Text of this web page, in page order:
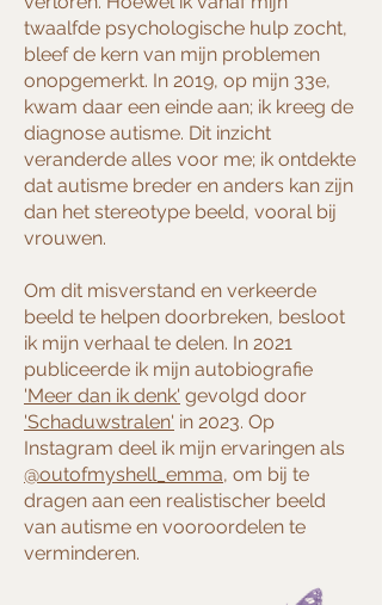
twaalfde psychologische hulp zocht,
bleef de kern van mijn problemen
onopgemerkt. In 2019, op mijn 33e,
kwam daar een einde aan; ik kreeg de
diagnose autisme. Dit inzicht
veranderde alles voor me; ik ontdekte
dat autisme breder en anders kan zijn
dan het stereotype beeld, vooral bij
vrouwen.
Om dit misverstand en verkeerde
beeld te helpen doorbreken, besloot
ik mijn verhaal te delen. In 2021
publiceerde ik mijn autobiografie
'Meer dan ik denk' gevolgd door
'Schaduwstralen' in 2023. Op
Instagram deel ik mijn ervaringen als
@outofmyshell_emma, om bij te
dragen aan een realistischer beeld
van autisme en vooroordelen te
verminderen.